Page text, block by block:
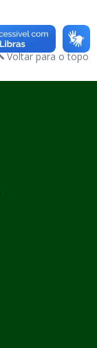
Voltar para o topo